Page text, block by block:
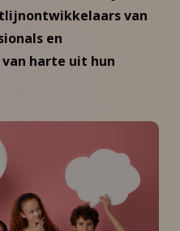
van
en
harte uit hun